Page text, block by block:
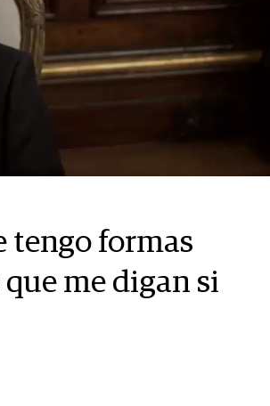
tengo formas
me digan si